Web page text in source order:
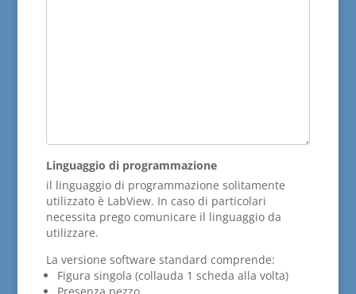
Linguaggio di programmazione
il linguaggio di programmazione solitamente
utilizzato è LabView. In caso di particolari
necessita prego comunicare il linguaggio da
utilizzare.
La versione software standard comprende:
Figura singola (collauda 1 scheda alla volta)